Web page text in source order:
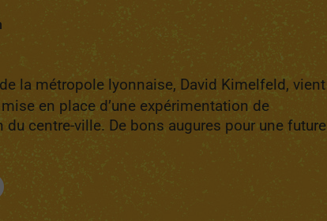
la métropole lyonnaise, David Kimelfeld, vient
en place d’une expérimentation de
centre-ville. De bons augures pour une future